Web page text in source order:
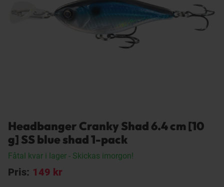
Headbanger Cranky Shad 6.4 cm [10
g] SS blue shad 1-pack
Fåtal kvar i lager - Skickas imorgon!
Pris: 149 kr